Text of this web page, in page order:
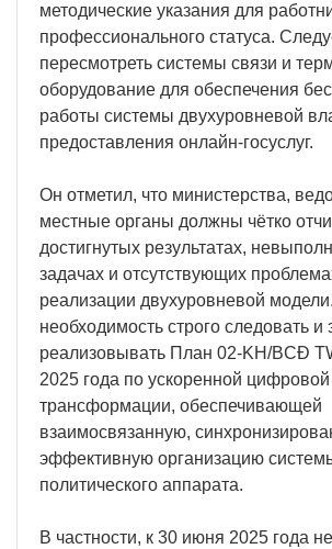
методические указания для
профессионального статуса.
пересмотреть системы связи и
оборудование для обеспечения
работы системы двухуровневой
предоставления онлайн-госуслуг.
Он отметил, что министерства,
местные органы должны чётко
достигнутых результатах,
задачах и отсутствующих
реализации двухуровневой
необходимость строго следовать
реализовывать План 02-KH/BCĐ
2025 года по ускоренной цифровой
трансформации, обеспечивающей
взаимосвязанную,
эффективную организацию
политического аппарата.
В частности, к 30 июня 2025 года